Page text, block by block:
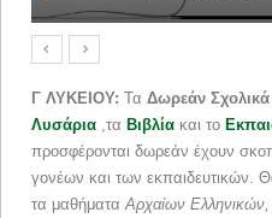
Γ ΛΥΚΕΙΟΥ: Τα Δωρεάν
Λυσάρια ,τα Βιβλία και το
προσφέρονται δωρεάν έχουν
γονέων και των εκπαιδευτικών.
τα μαθήματα Αρχαίων Ελληνικών,